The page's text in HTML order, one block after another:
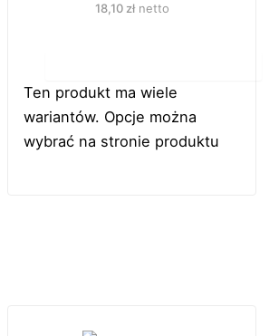
18,10 złnetto
Ten produkt ma wiele
wariantów. Opcje można
wybrać na stronie produktu